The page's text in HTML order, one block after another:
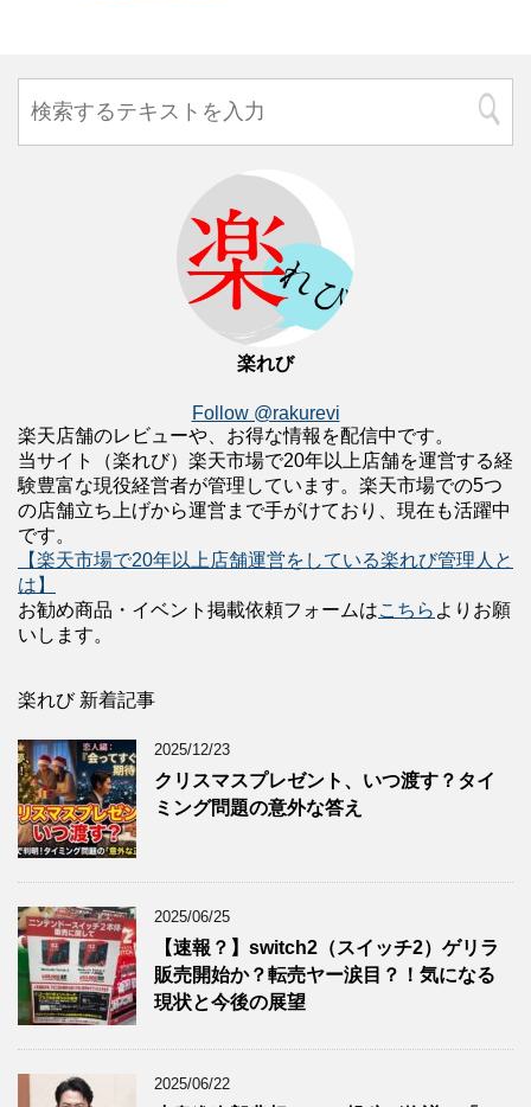
楽れび
Follow @rakurevi
楽天店舗のレビューや、お得な情報を配信中です。
当サイト（楽れび）楽天市場で20年以上店舗を運営する経
験豊富な現役経営者が管理しています。楽天市場での5つ
の店舗立ち上げから運営まで手がけており、現在も活躍中
です。
【楽天市場で20年以上店舗運営をしている楽れび管理人と
は】
お勧め商品・イベント掲載依頼フォームはこちら よりお願
いします。
楽れび 新着記事
2025/12/23
クリスマスプレゼント、いつ渡す？タイ
ミング問題の意外な答え
2025/06/25
【速報？】switch2（スイッチ2）ゲリラ
販売開始か？転売ヤー涙目？！気になる
現状と今後の展望
2025/06/22